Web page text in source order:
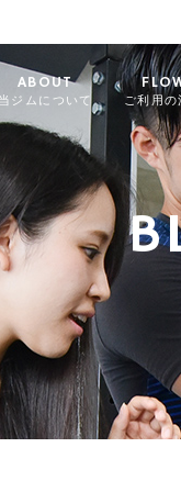
ABOUT
当ジムについて ご利用